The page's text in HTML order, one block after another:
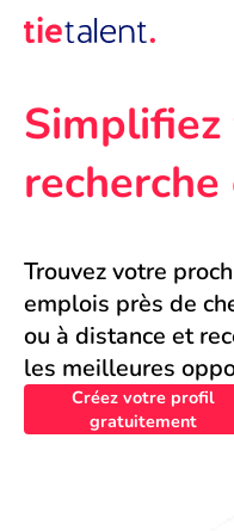
recherche
Trouvez votre
emplois près de
ou à distance et
les meilleures
Créez votre profil
gratuitement